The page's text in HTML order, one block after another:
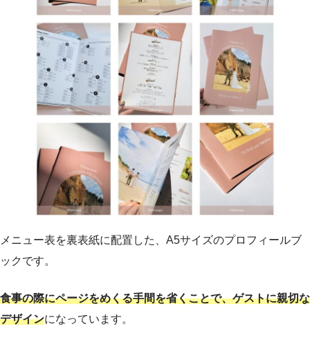
メニュー表を裏表紙に配置した、A5サイズのプロフィールブ
ックです。
食事の際にページをめくる手間を省くことで、ゲストに親切な
デザインになっています。